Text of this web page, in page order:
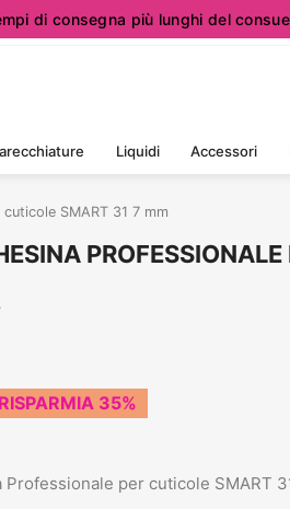
di consegna più lunghi del
Liquidi Accessori
SMART 31 7 mm
RISPARMIA 35%
Professionale per cuticole SMART